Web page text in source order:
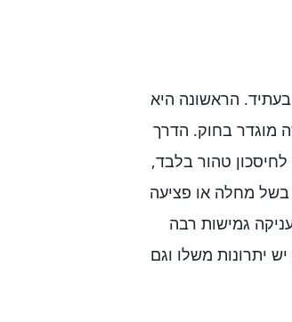
הראשונה היא
מוגדר בחוק. הדרך
טהור בלבד,
בשל מחלה או פציעה
גמישות רבה
יתרונות משלו וגם